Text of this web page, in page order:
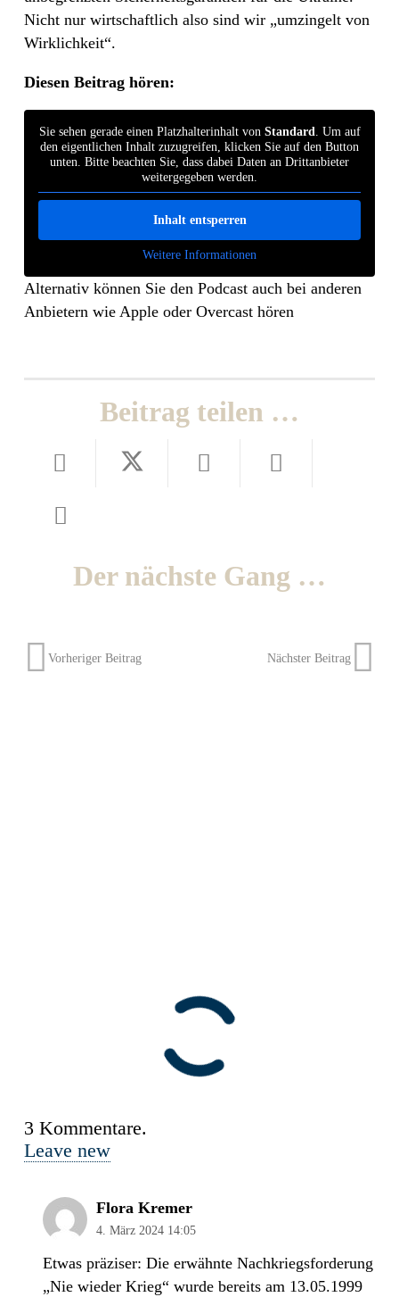
Nicht nur wirtschaftlich also sind wir „umzingelt von
Wirklichkeit“.
Diesen Beitrag hören:
Sie sehen gerade einen Platzhalterinhalt von Standard. Um auf
den eigentlichen Inhalt zuzugreifen, klicken Sie auf den Button
unten. Bitte beachten Sie, dass dabei Daten an Drittanbieter
weitergegeben werden.
Inhalt entsperren
Weitere Informationen
Alternativ können Sie den Podcast auch bei anderen
Anbietern wie Apple oder Overcast hören
Beitrag teilen …
Der nächste Gang …
Vorheriger Beitrag Nächster Beitrag
3 Kommentare.
Leave new
Flora Kremer
4. März 2024 14:05
Etwas präziser: Die erwähnte Nachkriegsforderung
„Nie wieder Krieg“ wurde bereits am 13.05.1999